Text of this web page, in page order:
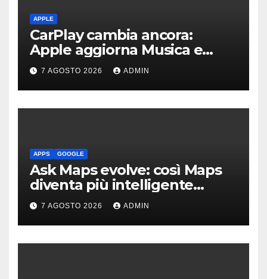
APPLE
CarPlay cambia ancora:
Apple aggiorna Musica e
Podcast in auto
7 AGOSTO 2026 ADMIN
APPS GOOGLE
Ask Maps evolve: così Maps
diventa più intelligente
grazie a Gemini
7 AGOSTO 2026 ADMIN